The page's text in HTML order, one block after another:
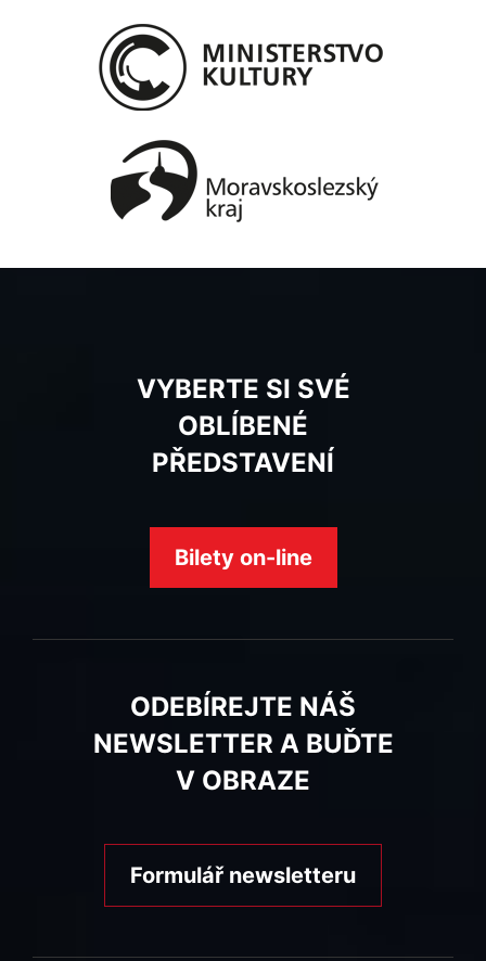
VYBERTE SI SVÉ
OBLÍBENÉ
PŘEDSTAVENÍ
Bilety on-line
ODEBÍREJTE NÁŠ
NEWSLETTER A BUĎTE
V OBRAZE
Formulář newsletteru